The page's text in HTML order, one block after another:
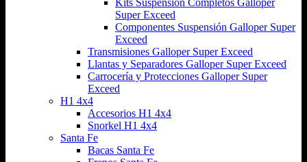
Kits Suspensión Completos Galloper
Super Exceed
Componentes Suspensión Galloper Super
Exceed
Transmisiones Galloper Super Exceed
Llantas y Separadores Galloper Super Exceed
Carrocería y Protecciones Galloper Super
Exceed
H1 4x4
Accesorios H1 4x4
Snorkel H1 4x4
Santa Fe
Bacas Santa Fe